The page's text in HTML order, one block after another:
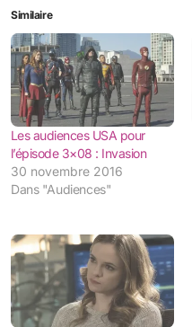
Similaire
Les audiences USA pour
l’épisode 3×08 : Invasion
30 novembre 2016
Dans "Audiences"